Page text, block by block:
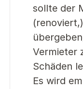
sollte der
Vermieter
Schäden
Es wird